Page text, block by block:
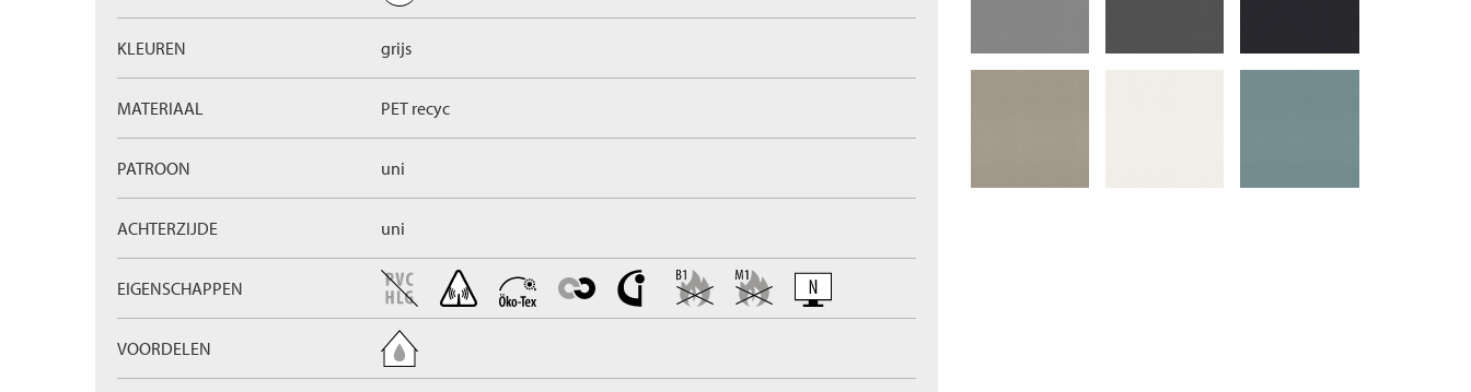
KLEUREN grijs
MATERIAAL PET recyc
PATROON uni
ACHTERZIJDE uni
EIGENSCHAPPEN
VOORDELEN